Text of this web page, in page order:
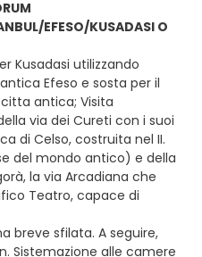
EFESO/KUSADASI O
Kusadasi utilizzando
Efeso e sosta per il
antica; Visita
via dei Cureti con i suoi
di Celso, costruita nel II.
del mondo antico) e della
la via Arcadiana che
Teatro, capace di
breve sfilata. A seguire,
Sistemazione alle camere